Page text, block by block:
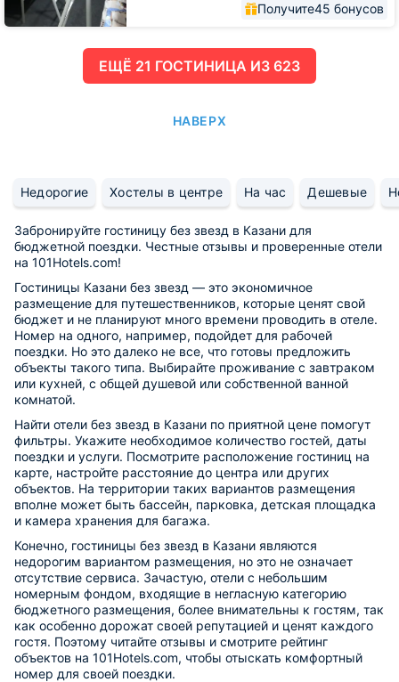
Получите45 бонусов
ЕЩË 21 ГОСТИНИЦА ИЗ 623
НАВЕРХ
Недорогие Хостелы в центре На час Дешевые
Забронируйте гостиницу без звезд в Казани для
бюджетной поездки. Честные отзывы и проверенные отели
на 101Hotels.com!
Гостиницы Казани без звезд — это экономичное
размещение для путешественников, которые ценят свой
бюджет и не планируют много времени проводить в отеле.
Номер на одного, например, подойдет для рабочей
поездки. Но это далеко не все, что готовы предложить
объекты такого типа. Выбирайте проживание с завтраком
или кухней, с общей душевой или собственной ванной
комнатой.
Найти отели без звезд в Казани по приятной цене помогут
фильтры. Укажите необходимое количество гостей, даты
поездки и услуги. Посмотрите расположение гостиниц на
карте, настройте расстояние до центра или других
объектов. На территории таких вариантов размещения
вполне может быть бассейн, парковка, детская площадка
и камера хранения для багажа.
Конечно, гостиницы без звезд в Казани являются
недорогим вариантом размещения, но это не означает
отсутствие сервиса. Зачастую, отели с небольшим
номерным фондом, входящие в негласную категорию
бюджетного размещения, более внимательны к гостям, так
как особенно дорожат своей репутацией и ценят каждого
гостя. Поэтому читайте отзывы и смотрите рейтинг
объектов на 101Hotels.com, чтобы отыскать комфортный
номер для своей поездки.